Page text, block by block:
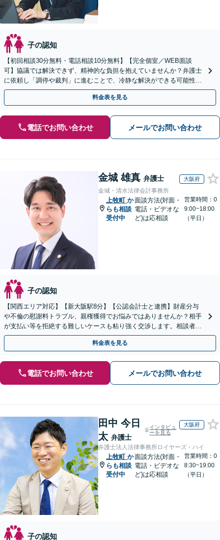
子の認知
【初回相談30分無料・電話相談10分無料】【完全個室／WEB面談
可】協議では解決できず、精神的な負担を抱えていませんか？弁護士
に依頼し「調停や裁判」に進むことで、冷静な解決ができる可能性も
【歴20年以上】の経験豊富な弁護士にご相談ください。
料金表を見る
電話でお問い合わせ メールでお問い合わせ
金城 雄真 弁護士 大阪府
金城・清水法律会計事務所
上牧町 か
らも相談
受付中
面談方法(対面・
電話・ビデオな
ど)は応相談
営業時間：0
9:00~18:00
（平日）
子の認知
【関西エリア対応】【新大阪駅8分】【公認会計士と連携】財産分与
や不倫の慰謝料トラブル、親権獲得でお悩みではありませんか？相手
が支払い等を拒絶する難しいケースも粘り強く交渉します。相談者の
お気持ちに寄り添い、最後まで徹底サポート！
料金表を見る
電話でお問い合わせ メールでお問い合わせ
田中 今日
太 弁護士
インタビュ
ーを見る
大阪府
弁護士法人法律事務所ロイヤーズ・ハイ
上牧町 か
らも相談
受付中
面談方法(対面・
電話・ビデオな
ど)は応相談
営業時間：0
8:30~19:00
（平日）
子の認知